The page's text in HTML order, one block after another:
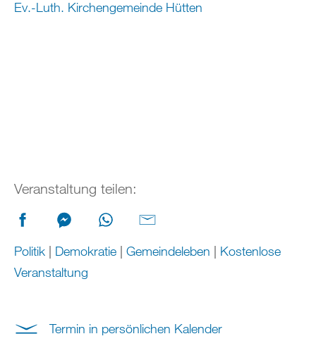
Ev.-Luth. Kirchengemeinde Hütten
Veranstaltung teilen:
Politik | Demokratie | Gemeindeleben | Kostenlose
Veranstaltung
Termin in persönlichen Kalender